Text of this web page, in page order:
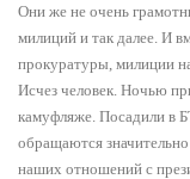
Они же не очень
милиций и так далее. И
прокуратуры, милиции
Исчез человек. Ночью
камуфляже. Посадили в
обращаются
наших отношений с